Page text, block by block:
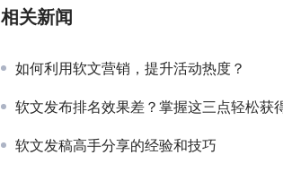
相关新闻
如何利用软文营销，提升活动热度？
软文发布排名效果差？掌握这三点轻松获得
软文发稿高手分享的经验和技巧